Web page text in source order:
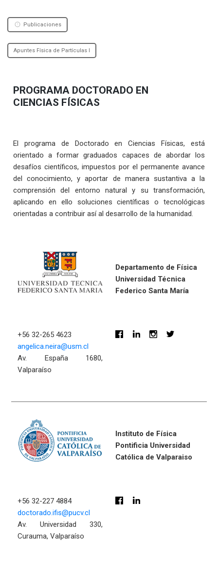
Publicaciones
Apuntes Física de Partículas I
PROGRAMA DOCTORADO EN
CIENCIAS FÍSICAS
El programa de Doctorado en Ciencias Físicas, está
orientado a formar graduados capaces de abordar los
desafíos científicos, impuestos por el permanente avance
del conocimiento, y aportar de manera sustantiva a la
comprensión del entorno natural y su transformación,
aplicando en ello soluciones científicas o tecnológicas
orientadas a contribuir así al desarrollo de la humanidad.
Departamento de Física
Universidad Técnica
Federico Santa María
+56 32-265 4623
angelica.neira@usm.cl
Av. España 1680,
Valparaíso
Instituto de Física
Pontificia Universidad
Católica de Valparaiso
+56 32-227 4884
doctorado.ifis@pucv.cl
Av. Universidad 330,
Curauma, Valparaíso